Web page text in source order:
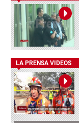
LA PRENSA VIDEOS